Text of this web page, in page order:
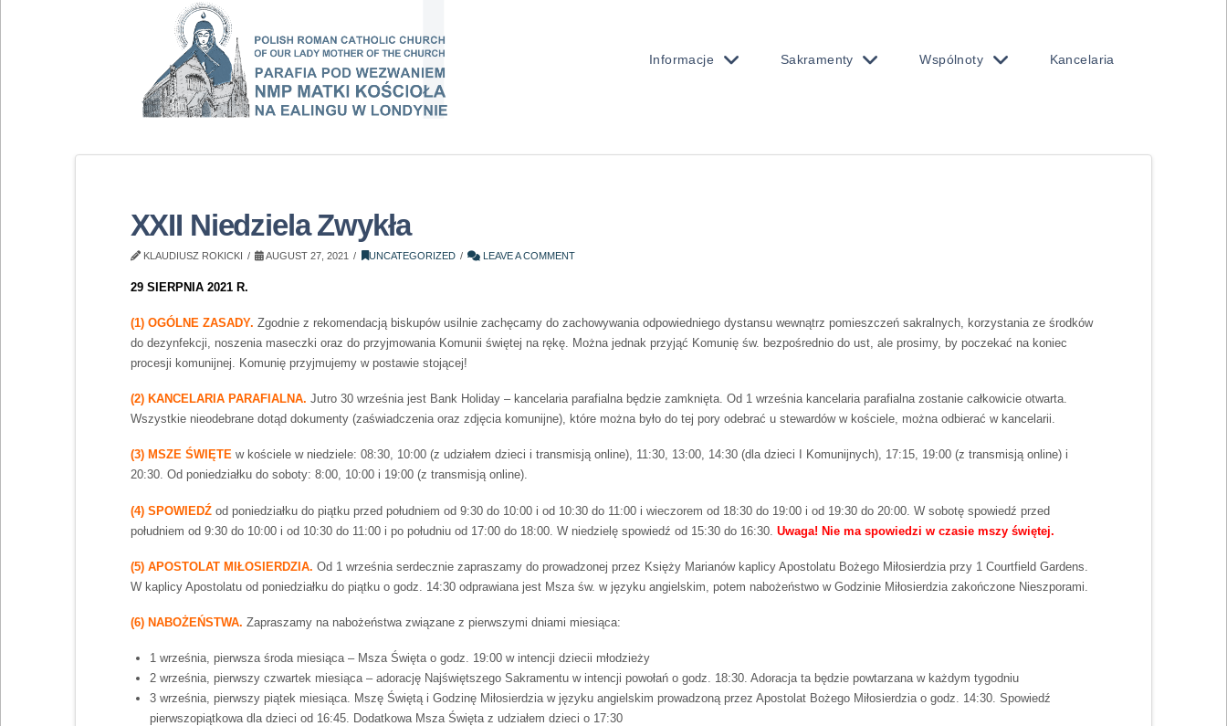
Informacje Sakramenty Wspólnoty Kancelaria
XXII Niedziela Zwykła
KLAUDIUSZ ROKICKI AUGUST 27, 2021 UNCATEGORIZED LEAVE A COMMENT
29 SIERPNIA 2021 R.
(1) OGÓLNE ZASADY. Zgodnie z rekomendacją biskupów usilnie zachęcamy do zachowywania odpowiedniego dystansu wewnątrz pomieszczeń sakralnych, korzystania ze środków
do dezynfekcji, noszenia maseczki oraz do przyjmowania Komunii świętej na rękę. Można jednak przyjąć Komunię św. bezpośrednio do ust, ale prosimy, by poczekać na koniec
procesji komunijnej. Komunię przyjmujemy w postawie stojącej!
(2) KANCELARIA PARAFIALNA. Jutro 30 września jest Bank Holiday – kancelaria parafialna będzie zamknięta. Od 1 września kancelaria parafialna zostanie całkowicie otwarta.
Wszystkie nieodebrane dotąd dokumenty (zaświadczenia oraz zdjęcia komunijne), które można było do tej pory odebrać u stewardów w kościele, można odbierać w kancelarii.
(3) MSZE ŚWIĘTEw kościele w niedziele: 08:30, 10:00 (z udziałem dzieci i transmisją online), 11:30, 13:00, 14:30 (dla dzieci I Komunijnych), 17:15, 19:00 (z transmisją online) i
20:30. Od poniedziałku do soboty: 8:00, 10:00 i 19:00 (z transmisją online).
(4) SPOWIEDŹ od poniedziałku do piątku przed południem od 9:30 do 10:00 i od 10:30 do 11:00 i wieczorem od 18:30 do 19:00 i od 19:30 do 20:00. W sobotę spowiedź przed
południem od 9:30 do 10:00 i od 10:30 do 11:00 i po południu od 17:00 do 18:00. W niedzielę spowiedź od 15:30 do 16:30. Uwaga! Nie ma spowiedzi w czasie mszy świętej.
(5) APOSTOLAT MIŁOSIERDZIA. Od 1 września serdecznie zapraszamy do prowadzonej przez Księży Marianów kaplicy Apostolatu Bożego Miłosierdzia przy 1 Courtfield Gardens.
W kaplicy Apostolatu od poniedziałku do piątku o godz. 14:30 odprawiana jest Msza św. w języku angielskim, potem nabożeństwo w Godzinie Miłosierdzia zakończone Nieszporami.
(6) NABOŻEŃSTWA. Zapraszamy na nabożeństwa związane z pierwszymi dniami miesiąca:
1 września, pierwsza środa miesiąca – Msza Święta o godz. 19:00 w intencji dziecii młodzieży
2 września, pierwszy czwartek miesiąca – adorację Najświętszego Sakramentu w intencji powołań o godz. 18:30. Adoracja ta będzie powtarzana w każdym tygodniu
3 września, pierwszy piątek miesiąca. Mszę Świętą i Godzinę Miłosierdzia w języku angielskim prowadzoną przez Apostolat Bożego Miłosierdzia o godz. 14:30. Spowiedź
pierwszopiątkowa dla dzieci od 16:45. Dodatkowa Msza Święta z udziałem dzieci o 17:30